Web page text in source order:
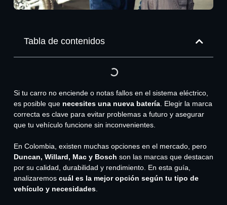
Tabla de contenidos
Si tu carro no enciende o notas fallos en el sistema eléctrico,
es posible que necesites una nueva batería. Elegir la marca
correcta es clave para evitar problemas a futuro y asegurar
que tu vehículo funcione sin inconvenientes.
En Colombia, existen muchas opciones en el mercado, pero
Duncan, Willard, Mac y Bosch son las marcas que destacan
por su calidad, durabilidad y rendimiento. En esta guía,
analizaremos cuál es la mejor opción según tu tipo de
vehículo y necesidades.